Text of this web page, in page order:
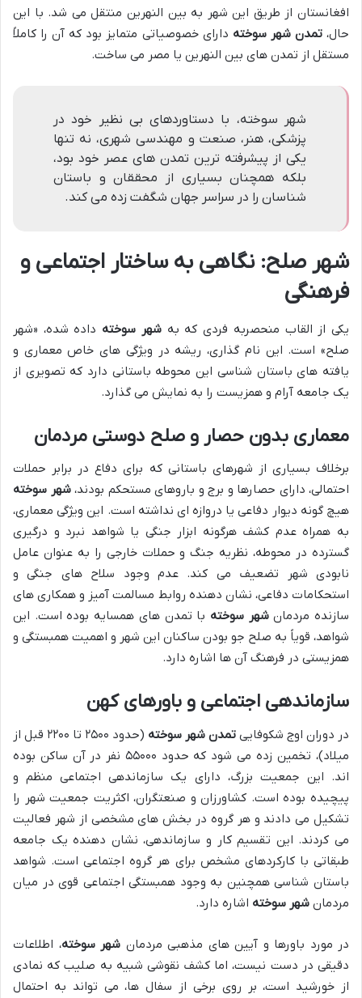
افغانستان از طریق این شهر به بین النهرین منتقل می شد. با این
حال،تمدن شهر سوخته دارای خصوصیاتی متمایز بود که آن را کاملاً
مستقل از تمدن های بین النهرین یا مصر می ساخت.
شهر سوخته، با دستاوردهای بی نظیر خود در
پزشکی، هنر، صنعت و مهندسی شهری، نه تنها
یکی از پیشرفته ترین تمدن های عصر خود بود،
بلکه همچنان بسیاری از محققان و باستان
شناسان را در سراسر جهان شگفت زده می کند.
شهر صلح: نگاهی به ساختار اجتماعی و
فرهنگی
یکی از القاب منحصربه فردی که بهشهر سوخته داده شده، «شهر
صلح» است. این نام گذاری، ریشه در ویژگی های خاص معماری و
یافته های باستان شناسی این محوطه باستانی دارد که تصویری از
یک جامعه آرام و همزیست را به نمایش می گذارد.
معماری بدون حصار و صلح دوستی مردمان
برخلاف بسیاری از شهرهای باستانی که برای دفاع در برابر حملات
احتمالی، دارای حصارها و برج و باروهای مستحکم بودند،شهر سوخته
هیچ گونه دیوار دفاعی یا دروازه ای نداشته است. این ویژگی معماری،
به همراه عدم کشف هرگونه ابزار جنگی یا شواهد نبرد و درگیری
گسترده در محوطه، نظریه جنگ و حملات خارجی را به عنوان عامل
نابودی شهر تضعیف می کند. عدم وجود سلاح های جنگی و
استحکامات دفاعی، نشان دهنده روابط مسالمت آمیز و همکاری های
سازنده مردمانشهر سوخته با تمدن های همسایه بوده است. این
شواهد، قویاً به صلح جو بودن ساکنان این شهر و اهمیت همبستگی و
همزیستی در فرهنگ آن ها اشاره دارد.
سازماندهی اجتماعی و باورهای کهن
در دوران اوج شکوفایی تمدن شهر سوخته
(حدود ۲۵۰۰ تا ۲۲۰۰ قبل از
میلاد)، تخمین زده می شود که حدود ۵۵۰۰۰ نفر در آن ساکن بوده
اند. این جمعیت بزرگ، دارای یک سازماندهی اجتماعی منظم و
پیچیده بوده است. کشاورزان و صنعتگران، اکثریت جمعیت شهر را
تشکیل می دادند و هر گروه در بخش های مشخصی از شهر فعالیت
می کردند. این تقسیم کار و سازماندهی، نشان دهنده یک جامعه
طبقاتی با کارکردهای مشخص برای هر گروه اجتماعی است. شواهد
باستان شناسی همچنین به وجود همبستگی اجتماعی قوی در میان
مردمان شهر سوخته اشاره دارد.
در مورد باورها و آیین های مذهبی مردمان شهر سوخته، اطلاعات
دقیقی در دست نیست، اما کشف نقوشی شبیه به صلیب که نمادی
از خورشید است، بر روی برخی از سفال ها، می تواند به احتمال